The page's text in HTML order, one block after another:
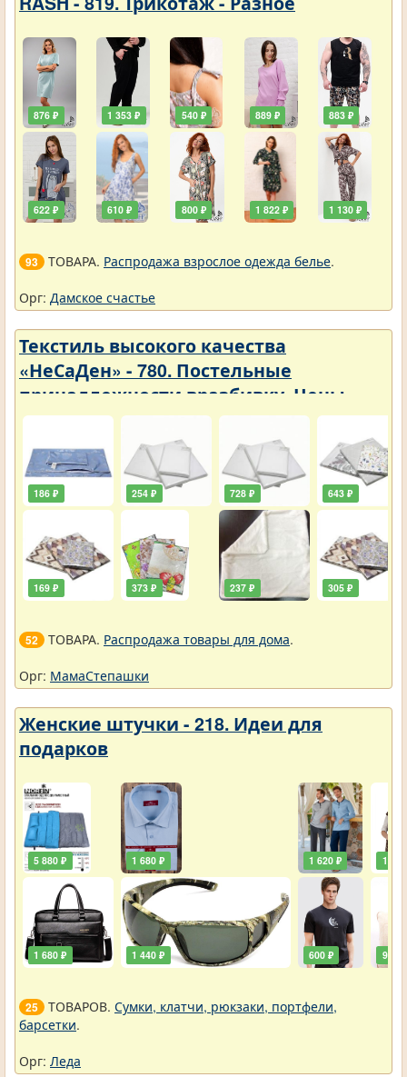
876 ₽
622 ₽
1 353 ₽
610 ₽
540 ₽
800 ₽
889 ₽
1 822 ₽
883 ₽
1 130 ₽
93 ТОВАРА. Распродажа взрослое одежда белье.
Орг: Дамское счастье
Текстиль высокого качества
«НеСаДен» - 780. Постельные
принадлежности вразбивку. Цены
упали
186 ₽
169 ₽
254 ₽
373 ₽
728 ₽
237 ₽
643 ₽
305 ₽
52 ТОВАРА. Распродажа товары для дома.
Орг: МамаСтепашки
Женские штучки - 218. Идеи для
подарков
5 880 ₽
1 680 ₽
1 680 ₽
1 440 ₽
1 620 ₽
600 ₽
1
900 ₽
25 ТОВАРОВ. Сумки, клатчи, рюкзаки, портфели,
барсетки.
Орг: Леда